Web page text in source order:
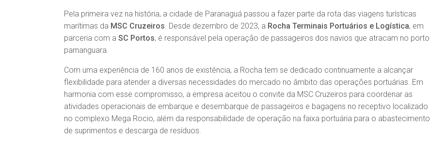
Pela primeira vez na história, a cidade de Paranaguá passou a fazer parte da rota das viagens turísticas
marítimas da MSC Cruzeiros . Desde dezembro de 2023, a Rocha Terminais Portuários e Logística, em
parceria com a SC Portos, é responsável pela operação de passageiros dos navios que atracam no porto
parnanguara.
Com uma experiência de 160 anos de existência, a Rocha tem se dedicado continuamente a alcançar
flexibilidade para atender a diversas necessidades do mercado no âmbito das operações portuárias. Em
harmonia com esse compromisso, a empresa aceitou o convite da MSC Cruzeiros para coordenar as
atividades operacionais de embarque e desembarque de passageiros e bagagens no receptivo localizado
no complexo Mega Rocio, além da responsabilidade de operação na faixa portuária para o abastecimento
de suprimentos e descarga de resíduos.